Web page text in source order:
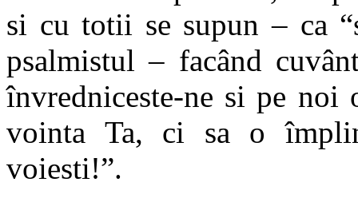
si cu totii se supun – ca
psalmistul – facând
învredniceste-ne si pe noi
vointa Ta, ci sa o
voiesti!”.